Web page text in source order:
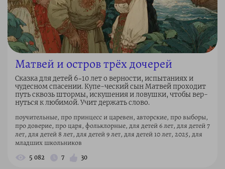
Матвей и остров трёх дочерей
Сказка для детей 6–10 лет о верности, испытаниях и
чудесном спасении. Купе-ческий сын Матвей проходит
путь сквозь штормы, искушения и ловушки, чтобы вер-
нуться к любимой. Учит держать слово.
поучительные, про принцесс и царевен, авторские, про выборы,
про доверие, про царя, фольклорные, для детей 6 лет, для детей 7
лет, для детей 8 лет, для детей 9 лет, для детей 10 лет, 2025, для
младших школьников
5 082 7 30